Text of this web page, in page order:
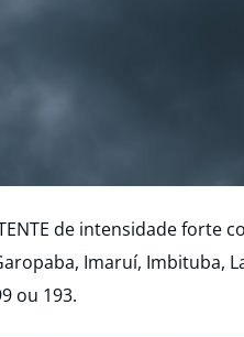
de intensidade forte
Imaruí, Imbituba,
ou 193.